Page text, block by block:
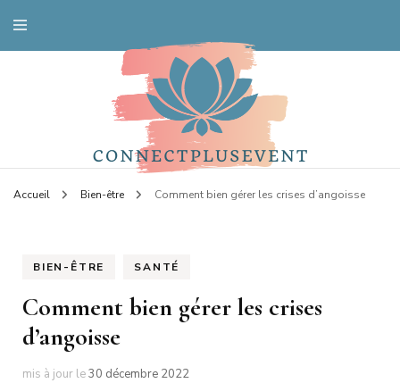
Connectplusevent
Accueil Bien-être Comment bien gérer les crises d’angoisse
BIEN-ÊTRE SANTÉ
Comment bien gérer les crises
d’angoisse
mis à jour le30 décembre 2022